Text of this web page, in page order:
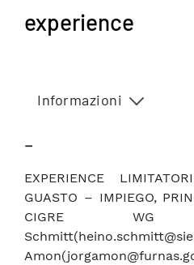
experience
Informazioni
–
EXPERIENCE
GUASTO – IMPIEGO,
CIGRE